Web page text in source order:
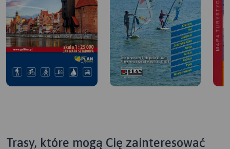
Trasy, które mogą Cię zainteresować